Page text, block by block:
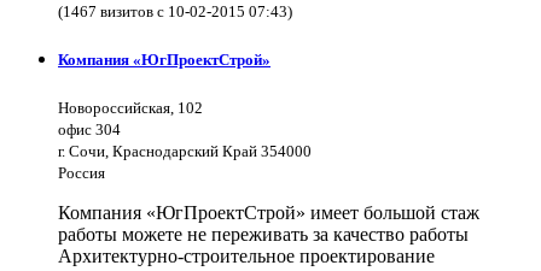
(1467 визитов с 10-02-2015 07:43)
Компания «ЮгПроектСтрой»
Новороссийская, 102
офис 304
г. Сочи, Краснодарский Край 354000
Россия
Компания «ЮгПроектСтрой» имеет большой стаж
работы можете не переживать за качество работы
Архитектурно-строительное проектирование